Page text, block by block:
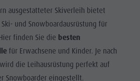
Kronplatz
Die Dörfer
Dolomiten
Prags
ausgestatteter Skiverleih bietet
und Snowboardausrüstung für
finden Sie die besten
für Erwachsene und Kinder. Je nach
die Leihausrüstung perfekt auf
Snowboarder eingestellt.